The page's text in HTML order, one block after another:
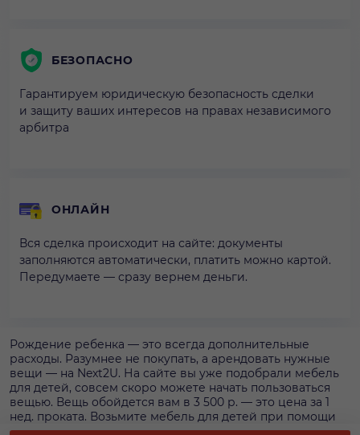
БЕЗОПАСНО
Гарантируем юридическую безопасность сделки
и защиту ваших интересов на правах независимого
арбитра
ОНЛАЙН
Вся сделка происходит на сайте: документы
заполняются автоматически, платить можно картой.
Передумаете — сразу вернем деньги.
Рождение ребенка — это всегда дополнительные
расходы. Разумнее не покупать, а арендовать нужные
вещи — на Next2U. На сайте вы уже подобрали мебель
для детей, совсем скоро можете начать пользоваться
вещью. Вещь обойдется вам в 3 500 р. — это цена за 1
нед. проката. Возьмите мебель для детей при помощи
сервиса, чтобы иметь гарантию наличия в момент